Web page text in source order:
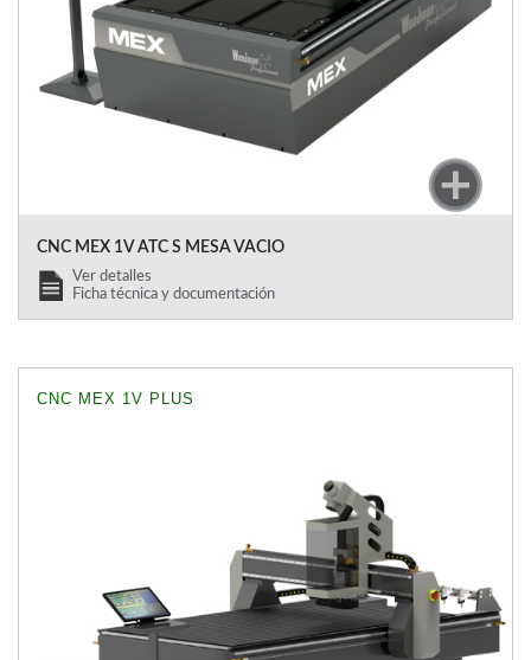
CNC MEX 1V ATC S MESA VACIO
Ver detalles
Ficha técnica y documentación
CNC MEX 1V PLUS